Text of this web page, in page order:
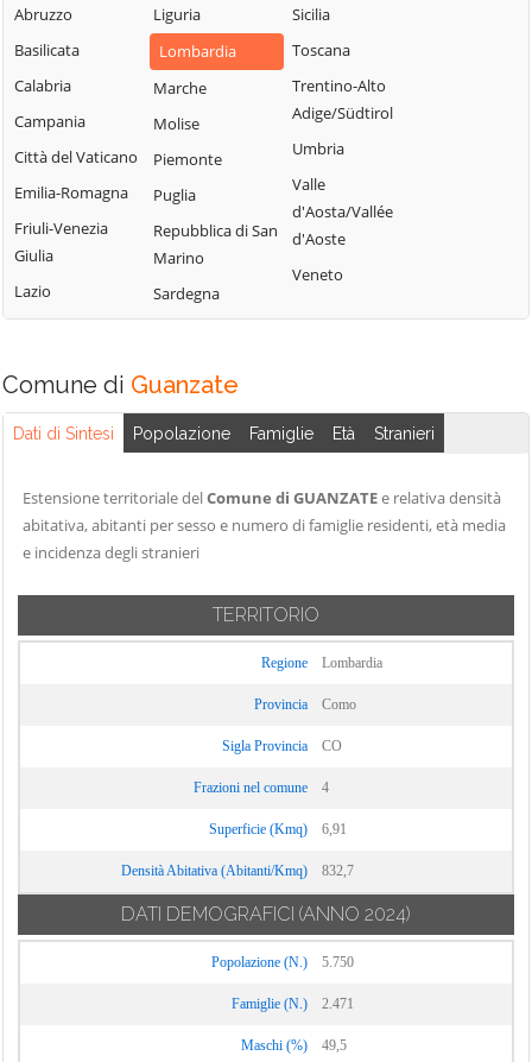
Blessagno
Blevio
Bregnano
Brenna
Brienno
Brunate
Bulgarograsso
Cabiate
Cadorago
Canzo
Intimiano
Carate Urio
Carlazzo
Cavargna
Grandate
Grandola ed Uniti
Gravedona ed
Uniti
Griante
Guanzate
Inverigo
Lasnigo
Lezzeno
Limido Comasco
Livo
Locate Varesino
Lomazzo
Longone al
Lurate Caccivio
Magreglio
Mariano
Comense
Maslianico
Menaggio
Rezzago
Rodero
Rovellasca
Rovello Porro
San Nazzaro Val
Schignano
Senna Comasco
Solbiate con
Cagno
Sormano
Stazzona
Tavernerio
Torno
Tremezzina
Uggiate con
Ronago
Val Rezzo
Valbrona
Valmorea
Valsolda
Veleso
Abruzzo
Basilicata
Calabria
Campania
Città del Vaticano
Emilia-Romagna
Friuli-Venezia
Giulia
Lazio
Liguria
Lombardia
Marche
Molise
Piemonte
Puglia
Repubblica di San
Marino
Sardegna
Sicilia
Toscana
Trentino-Alto
Adige/Südtirol
Umbria
Valle
d'Aosta/Vallée
d'Aoste
Veneto
Comune di Guanzate
Dati di Sintesi Popolazione Famiglie Età Stranieri
Estensione territoriale delComune di GUANZATEe relativa densità
abitativa, abitanti per sesso e numero di famiglie residenti, età media
e incidenza degli stranieri
TERRITORIO
Regione Lombardia
Provincia Como
Sigla Provincia CO
Frazioni nel comune 4
Superficie (Kmq) 6,91
Densità Abitativa (Abitanti/Kmq) 832,7
DATI DEMOGRAFICI (ANNO 2024)
Popolazione (N.) 5.750
Famiglie (N.) 2.471
Maschi (%) 49,5